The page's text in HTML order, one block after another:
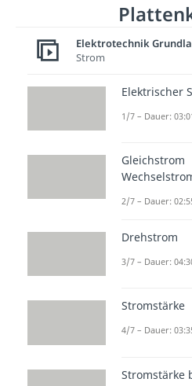
Video
Bauteil in
dient vor
zu
erklären
Ladung,
Elektrotechnik
Strom
Elektrischer
1/7 – Dauer:
Gleichstrom
2/7 – Dauer:
Drehstrom
3/7 – Dauer:
Stromstärke
4/7 – Dauer:
Stromstärke